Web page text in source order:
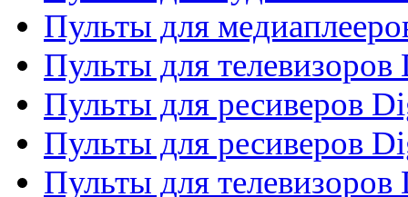
Пульты для
Пульты для телевизоров
Пульты для ресиверов
Пульты для ресиверов
Пульты для